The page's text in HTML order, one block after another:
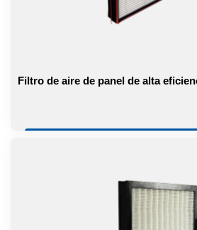
Filtro de aire de panel de alta